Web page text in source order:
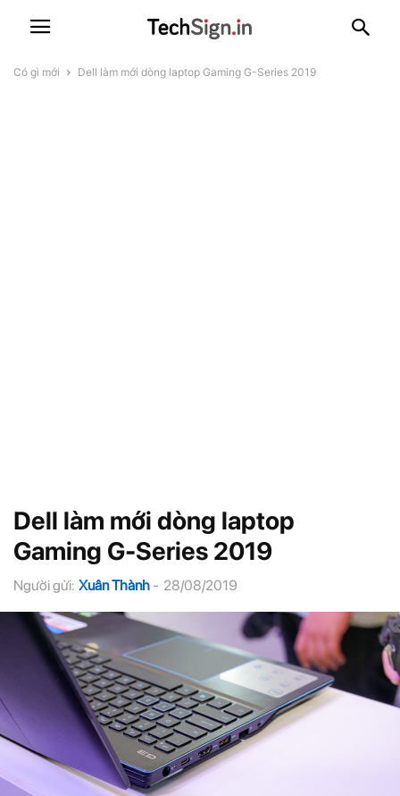
Có gì mới Dell làm mới dòng laptop Gaming G-Series 2019
Dell làm mới dòng laptop
Gaming G-Series 2019
Người gửi: Xuân Thành - 28/08/2019